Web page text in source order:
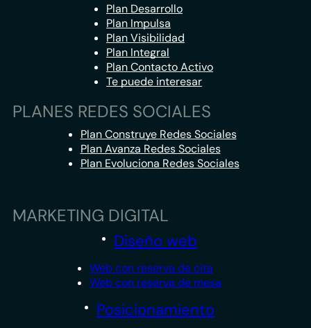
Plan Desarrollo
Plan Impulsa
Plan Visibilidad
Plan Integral
Plan Contacto Activo
Te puede interesar
PLANES REDES SOCIALES
Plan Construye Redes Sociales
Plan Avanza Redes Sociales
Plan Evoluciona Redes Sociales
MARKETING DIGITAL
Diseño web
Web con reserva de cita
Web con reserva de mesa
Posicionamiento